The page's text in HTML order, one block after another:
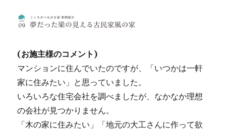
(お施主様のコメント)
マンションに住んでいたのですが、「いつかは一軒
家に住みたい」と思っていました。
いろいろな住宅会社を調べましたが、なかなか理想
の会社が見つかりません。
「木の家に住みたい」「地元の大工さんに作って欲